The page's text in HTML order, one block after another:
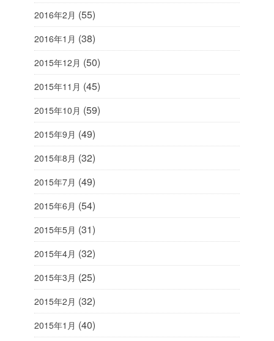
2016年2月 (55)
2016年1月 (38)
2015年12月 (50)
2015年11月 (45)
2015年10月 (59)
2015年9月 (49)
2015年8月 (32)
2015年7月 (49)
2015年6月 (54)
2015年5月 (31)
2015年4月 (32)
2015年3月 (25)
2015年2月 (32)
2015年1月 (40)